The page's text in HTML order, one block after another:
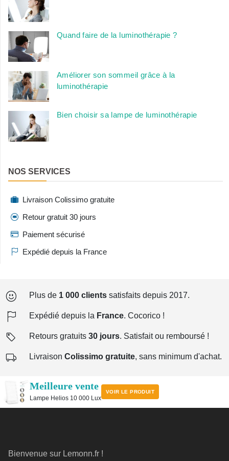
Quand faire de la luminothérapie ?
Améliorer son sommeil grâce à la
luminothérapie
Bien choisir sa lampe de luminothérapie
NOS SERVICES
Livraison Colissimo gratuite
Retour gratuit 30 jours
Paiement sécurisé
Expédié depuis la France
Plus de 1 000 clients satisfaits depuis 2017.
Expédié depuis la France. Cocorico !
Retours gratuits 30 jours. Satisfait ou remboursé !
Livraison Colissimo gratuite, sans minimum d'achat.
Meilleure vente
Lampe Helios 10 000 Lux
VOIR LE PRODUIT
Bienvenue sur Lemonn.fr !